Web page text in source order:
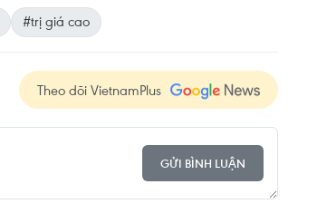
#trị giá cao
Theo dõi VietnamPlus
GỬI BÌNH LUẬN